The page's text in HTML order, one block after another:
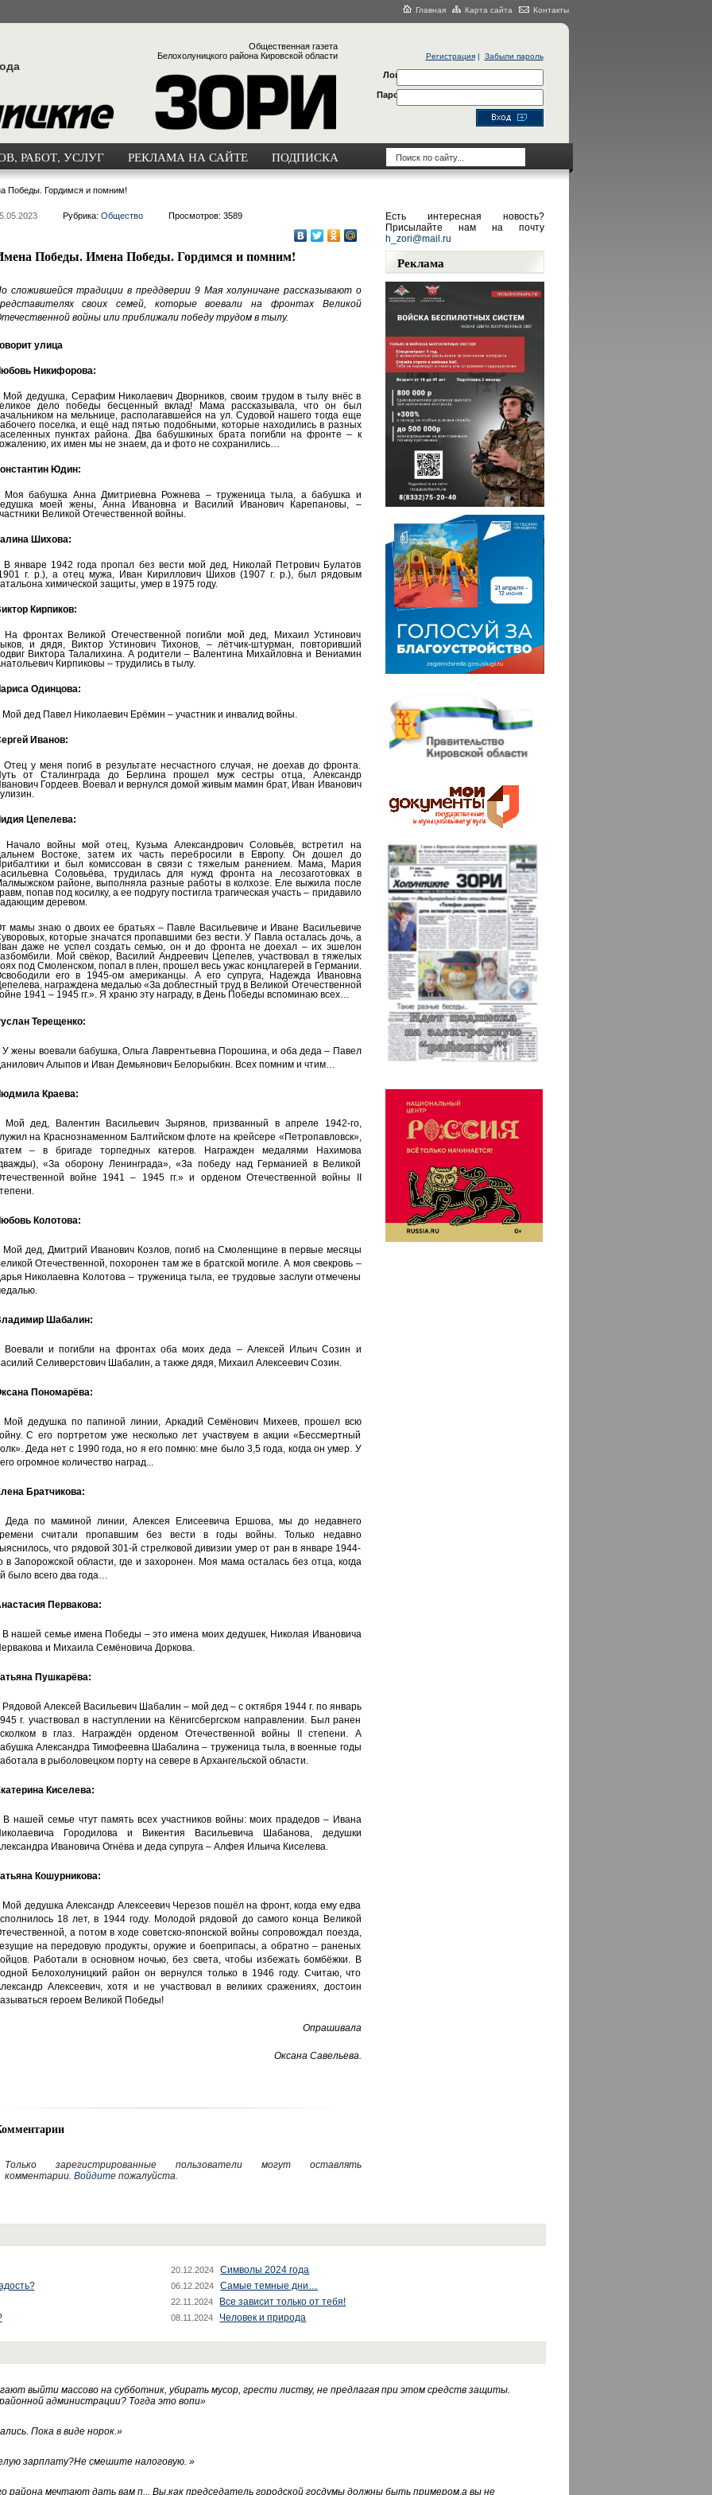
Главная Карта сайта Контакты
Общественная газета
Белохолуницкого района Кировской области
Регистрация| Забыли пароль
Логин
Пароль
РАБОТ, УСЛУГ РЕКЛАМА НА САЙТЕ ПОДПИСКА
Победы. Гордимся и помним!
Рубрика: Общество Просмотров: 3589
Победы. Имена Победы. Гордимся и помним!
сложившейся традиции в преддверии 9 Мая холуничане рассказывают о
своих семей, которые воевали на фронтах Великой
войны или приближали победу трудом в тылу.
улица
Никифорова:
Мой дедушка, Серафим Николаевич Дворников, своим трудом в тылу внёс в
дело победы бесценный вклад! Мама рассказывала, что он был
на мельнице, располагавшейся на ул. Судовой нашего тогда еще
поселка, и ещё над пятью подобными, которые находились в разных
пунктах района. Два бабушкиных брата погибли на фронте – к
их имен мы не знаем, да и фото не сохранились…
Юдин:
Моя бабушка Анна Дмитриевна Рожнева – труженица тыла, а бабушка и
моей жены, Анна Ивановна и Василий Иванович Карепановы, –
Великой Отечественной войны.
Шихова:
В январе 1942 года пропал без вести мой дед, Николай Петрович Булатов
г. р.), а отец мужа, Иван Кириллович Шихов (1907 г. р.), был рядовым
химической защиты, умер в 1975 году.
Кирпиков:
На фронтах Великой Отечественной погибли мой дед, Михаил Устинович
и дядя, Виктор Устинович Тихонов, – лётчик-штурман, повторивший
Виктора Талалихина. А родители – Валентина Михайловна и Вениамин
Кирпиковы – трудились в тылу.
Одинцова:
Мой дед Павел Николаевич Ерёмин – участник и инвалид войны.
Иванов:
Отец у меня погиб в результате несчастного случая, не доехав до фронта.
от Сталинграда до Берлина прошел муж сестры отца, Александр
Гордеев. Воевал и вернулся домой живым мамин брат, Иван Иванович
Цепелева:
Начало войны мой отец, Кузьма Александрович Соловьёв, встретил на
Востоке, затем их часть перебросили в Европу. Он дошел до
и был комиссован в связи с тяжелым ранением. Мама, Мария
Соловьёва, трудилась для нужд фронта на лесозаготовках в
районе, выполняла разные работы в колхозе. Еле выжила после
попав под косилку, а ее подругу постигла трагическая участь – придавило
деревом.
мамы знаю о двоих ее братьях – Павле Васильевиче и Иване Васильевиче
которые значатся пропавшими без вести. У Павла осталась дочь, а
даже не успел создать семью, он и до фронта не доехал – их эшелон
Мой свёкор, Василий Андреевич Цепелев, участвовал в тяжелых
под Смоленском, попал в плен, прошел весь ужас концлагерей в Германии.
его в 1945-ом американцы. А его супруга, Надежда Ивановна
награждена медалью «За доблестный труд в Великой Отечественной
1941 – 1945 гг.». Я храню эту награду, в День Победы вспоминаю всех…
Терещенко:
У жены воевали бабушка, Ольга Лаврентьевна Порошина, и оба деда – Павел
Алыпов и Иван Демьянович Белорыбкин. Всех помним и чтим…
Краева:
Мой дед, Валентин Васильевич Зырянов, призванный в апреле 1942-го,
на Краснознаменном Балтийском флоте на крейсере «Петропавловск»,
– в бригаде торпедных катеров. Награжден медалями Нахимова
«За оборону Ленинграда», «За победу над Германией в Великой
войне 1941 – 1945 гг.» и орденом Отечественной войны II
Колотова:
Мой дед, Дмитрий Иванович Козлов, погиб на Смоленщине в первые месяцы
Отечественной, похоронен там же в братской могиле. А моя свекровь –
Николаевна Колотова – труженица тыла, ее трудовые заслуги отмечены
Шабалин:
Воевали и погибли на фронтах оба моих деда – Алексей Ильич Созин и
Селиверстович Шабалин, а также дядя, Михаил Алексеевич Созин.
Пономарёва:
Мой дедушка по папиной линии, Аркадий Семёнович Михеев, прошел всю
С его портретом уже несколько лет участвуем в акции «Бессмертный
Деда нет с 1990 года, но я его помню: мне было 3,5 года, когда он умер. У
огромное количество наград...
Братчикова:
Деда по маминой линии, Алексея Елисеевича Ершова, мы до недавнего
считали пропавшим без вести в годы войны. Только недавно
что рядовой 301-й стрелковой дивизии умер от ран в январе 1944-
в Запорожской области, где и захоронен. Моя мама осталась без отца, когда
было всего два года…
Первакова:
В нашей семье имена Победы – это имена моих дедушек, Николая Ивановича
и Михаила Семёновича Доркова.
Пушкарёва:
Рядовой Алексей Васильевич Шабалин – мой дед – с октября 1944 г. по январь
г. участвовал в наступлении на Кёнигсбергском направлении. Был ранен
в глаз. Награждён орденом Отечественной войны II степени. А
Александра Тимофеевна Шабалина – труженица тыла, в военные годы
в рыболовецком порту на севере в Архангельской области.
Киселева:
В нашей семье чтут память всех участников войны: моих прадедов – Ивана
Городилова и Викентия Васильевича Шабанова, дедушки
Ивановича Огнёва и деда супруга – Алфея Ильича Киселева.
Кошурникова:
Мой дедушка Александр Алексеевич Черезов пошёл на фронт, когда ему едва
18 лет, в 1944 году. Молодой рядовой до самого конца Великой
а потом в ходе советско-японской войны сопровождал поезда,
на передовую продукты, оружие и боеприпасы, а обратно – раненых
Работали в основном ночью, без света, чтобы избежать бомбёжки. В
Белохолуницкий район он вернулся только в 1946 году. Считаю, что
Алексеевич, хотя и не участвовал в великих сражениях, достоин
героем Великой Победы!
Опрашивала
Оксана Савельева.
Только зарегистрированные пользователи могут оставлять
комментарии. Войдитепожалуйста.
Есть интересная новость?
Присылайте нам на почту
h_zori@mail.ru
Реклама
20.12.2024 Символы 2024 года
06.12.2024 Самые темные дни…
22.11.2024 Все зависит только от тебя!
08.11.2024 Человек и природа
выйти массово на субботник, убирать мусор, грести листву, не предлагая при этом средств защиты.
администрации? Тогда это вопи»
Пока в виде норок.»
зарплату?Не смешите налоговую. »
района мечтают дать вам п... Вы,как председатель городской госдумы должны быть примером,а вы не